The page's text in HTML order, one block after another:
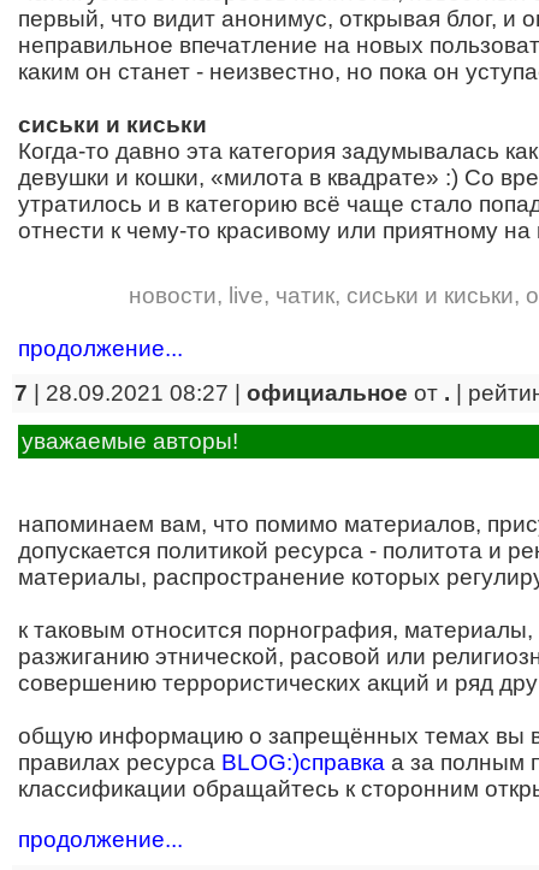
первый, что видит анонимус, открывая блог, и
неправильное впечатление на новых
каким он станет - неизвестно, но пока он
сиськи и киськи
Когда-то давно эта категория задумывалась
девушки и кошки, «милота в квадрате» :) Со
утратилось и в категорию всё чаще стало
отнести к чему-то красивому или приятному на
новости, live, чатик, сиськи и киськи,
продолжение...
7 | 28.09.2021 08:27 | официальное от .
уважаемые авторы!
напоминаем вам, что помимо материалов,
допускается политикой ресурса - политота и
материалы, распространение которых
к таковым относится порнография,
разжиганию этнической, расовой или
совершению террористических акций и ряд
общую информацию о запрещённых темах вы
правилах ресурса BLOG:)справка а за полным
классификации обращайтесь к сторонним
продолжение...